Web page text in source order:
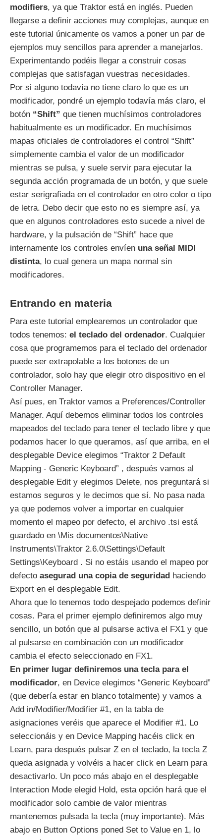
modifiers, ya que Traktor está en inglés. Pueden
llegarse a definir acciones muy complejas, aunque en
este tutorial únicamente os vamos a poner un par de
ejemplos muy sencillos para aprender a manejarlos.
Experimentando podéis llegar a construir cosas
complejas que satisfagan vuestras necesidades.
Por si alguno todavía no tiene claro lo que es un
modificador, pondré un ejemplo todavía más claro, el
botón “Shift” que tienen muchísimos controladores
habitualmente es un modificador. En muchísimos
mapas oficiales de controladores el control “Shift”
simplemente cambia el valor de un modificador
mientras se pulsa, y suele servir para ejecutar la
segunda acción programada de un botón, y que suele
estar serigrafiada en el controlador en otro color o tipo
de letra. Debo decir que esto no es siempre así, ya
que en algunos controladores esto sucede a nivel de
hardware, y la pulsación de “Shift” hace que
internamente los controles envíen una señal MIDI
distinta, lo cual genera un mapa normal sin
modificadores.
Entrando en materia
Para este tutorial emplearemos un controlador que
todos tenemos: el teclado del ordenador. Cualquier
cosa que programemos para el teclado del ordenador
puede ser extrapolable a los botones de un
controlador, solo hay que elegir otro dispositivo en el
Controller Manager.
Así pues, en Traktor vamos a Preferences/Controller
Manager. Aquí debemos eliminar todos los controles
mapeados del teclado para tener el teclado libre y que
podamos hacer lo que queramos, así que arriba, en el
desplegable Device elegimos “Traktor 2 Default
Mapping - Generic Keyboard” , después vamos al
desplegable Edit y elegimos Delete, nos preguntará si
estamos seguros y le decimos que sí. No pasa nada
ya que podemos volver a importar en cualquier
momento el mapeo por defecto, el archivo .tsi está
guardado en \Mis documentos\Native
Instruments\Traktor 2.6.0\Settings\Default
Settings\Keyboard . Si no estáis usando el mapeo por
defecto asegurad una copia de seguridad haciendo
Export en el desplegable Edit.
Ahora que lo tenemos todo despejado podemos definir
cosas. Para el primer ejemplo definiremos algo muy
sencillo, un botón que al pulsarse activa el FX1 y que
al pulsarse en combinación con un modificador
cambia el efecto seleccionado en FX1.
En primer lugar definiremos una tecla para el
modificador, en Device elegimos “Generic Keyboard”
(que debería estar en blanco totalmente) y vamos a
Add in/Modifier/Modifier #1, en la tabla de
asignaciones veréis que aparece el Modifier #1. Lo
seleccionáis y en Device Mapping hacéis click en
Learn, para después pulsar Z en el teclado, la tecla Z
queda asignada y volvéis a hacer click en Learn para
desactivarlo. Un poco más abajo en el desplegable
Interaction Mode elegid Hold, esta opción hará que el
modificador solo cambie de valor mientras
mantenemos pulsada la tecla (muy importante). Más
abajo en Button Options poned Set to Value en 1, lo